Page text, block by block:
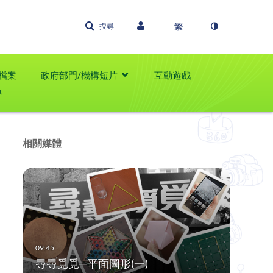
搜尋
案 政府部門/機構短片
互動遊戲
相關媒體
尋尋覓覓─平面圖形(一)